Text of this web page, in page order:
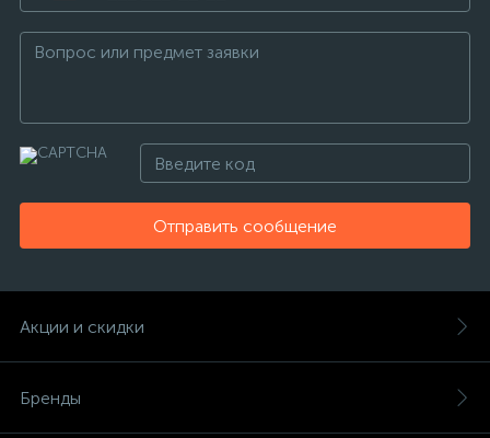
Отправить сообщение
Акции и скидки
Бренды